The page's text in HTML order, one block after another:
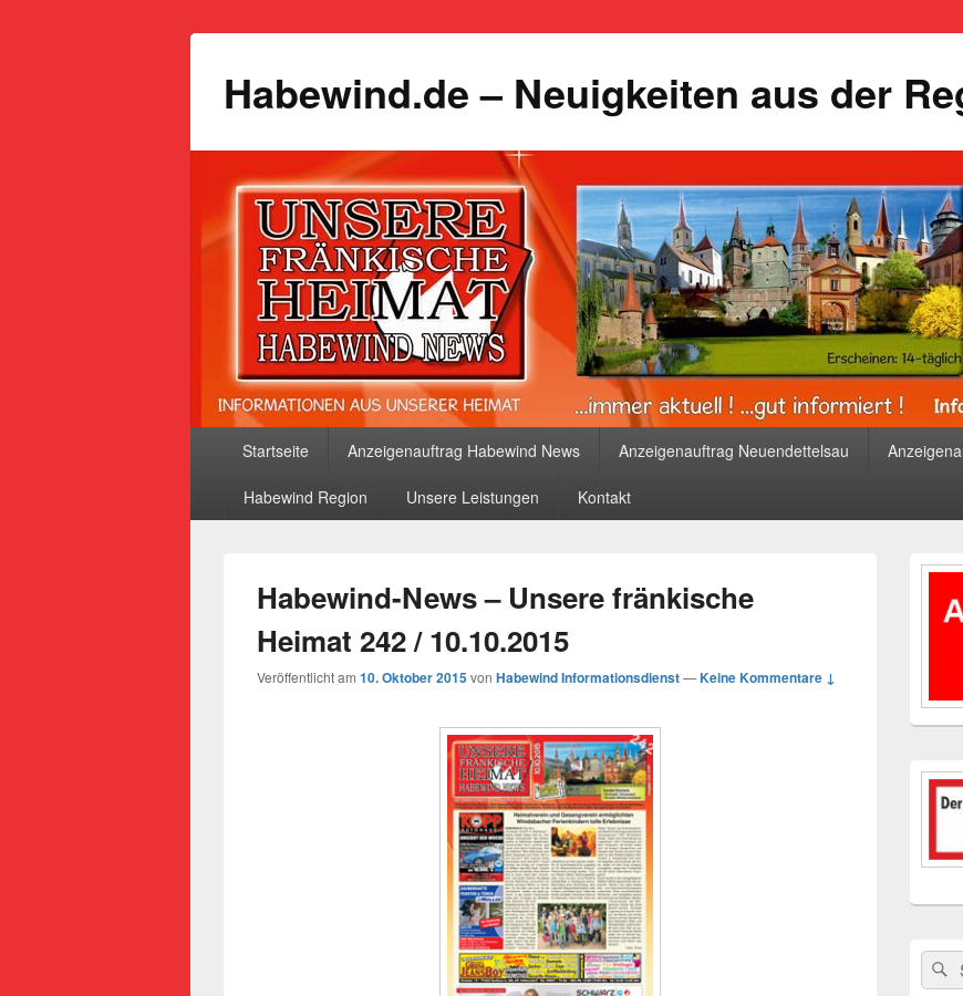
Habewind.de – Neuigkeiten aus der
Startseite Anzeigenauftrag Habewind News Anzeigenauftrag Neuendettelsau
Habewind Region Unsere Leistungen Kontakt
Habewind-News – Unsere fränkische
Heimat 242 / 10.10.2015
Veröffentlicht am 10. Oktober 2015von Habewind Informationsdienst—Keine Kommentare ↓
Primärer
nach: